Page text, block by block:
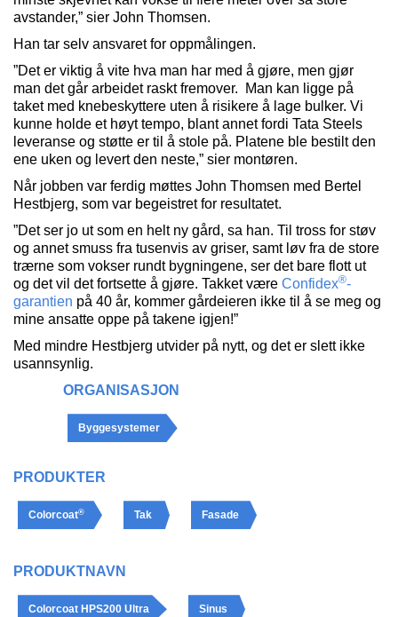
avstander,” sier John Thomsen.
Han tar selv ansvaret for oppmålingen.
”Det er viktig å vite hva man har med å gjøre, men gjør
man det går arbeidet raskt fremover. Man kan ligge på
taket med knebeskyttere uten å risikere å lage bulker. Vi
kunne holde et høyt tempo, blant annet fordi Tata Steels
leveranse og støtte er til å stole på. Platene ble bestilt den
ene uken og levert den neste,” sier montøren.
Når jobben var ferdig møttes John Thomsen med Bertel
Hestbjerg, som var begeistret for resultatet.
”Det ser jo ut som en helt ny gård, sa han. Til tross for støv
og annet smuss fra tusenvis av griser, samt løv fra de store
trærne som vokser rundt bygningene, ser det bare flott ut
og det vil det fortsette å gjøre. Takket være Confidex®-
garantien på 40 år, kommer gårdeieren ikke til å se meg og
mine ansatte oppe på takene igjen!”
Med mindre Hestbjerg utvider på nytt, og det er slett ikke
usannsynlig.
ORGANISASJON
Byggesystemer
PRODUKTER
Colorcoat® Tak Fasade
PRODUKTNAVN
Colorcoat HPS200 Ultra Sinus